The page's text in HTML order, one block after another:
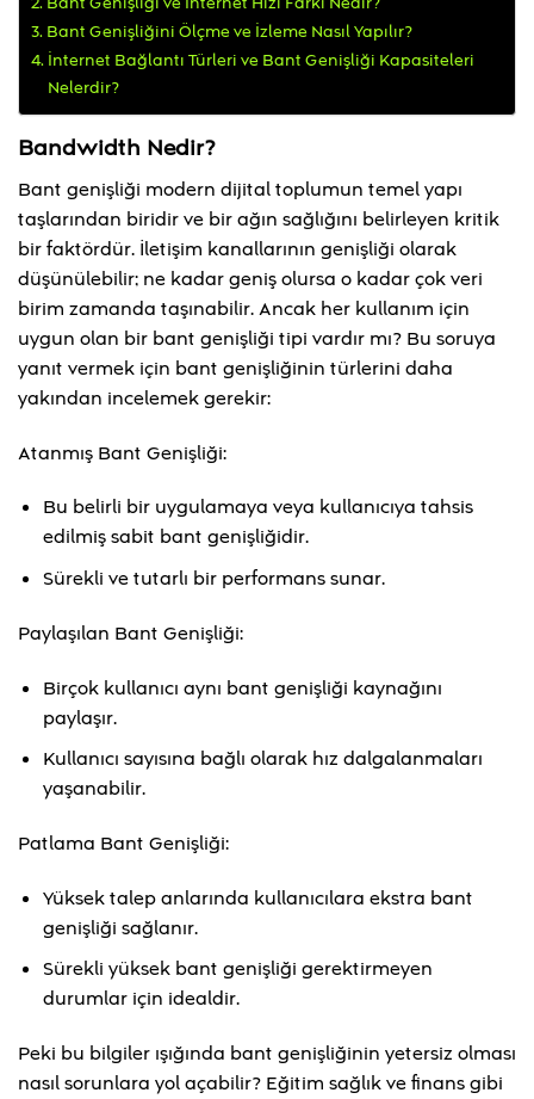
Bant Genişliğini Ölçme ve İzleme Nasıl Yapılır?
İnternet Bağlantı Türleri ve Bant Genişliği Kapasiteleri
Nelerdir?
Bandwidth Nedir?
Bant genişliği modern dijital toplumun temel yapı
taşlarından biridir ve bir ağın sağlığını belirleyen kritik
bir faktördür. İletişim kanallarının genişliği olarak
düşünülebilir; ne kadar geniş olursa o kadar çok veri
birim zamanda taşınabilir. Ancak her kullanım için
uygun olan bir bant genişliği tipi vardır mı? Bu soruya
yanıt vermek için bant genişliğinin türlerini daha
yakından incelemek gerekir:
Atanmış Bant Genişliği:
Bu belirli bir uygulamaya veya kullanıcıya tahsis
edilmiş sabit bant genişliğidir.
Sürekli ve tutarlı bir performans sunar.
Paylaşılan Bant Genişliği:
Birçok kullanıcı aynı bant genişliği kaynağını
paylaşır.
Kullanıcı sayısına bağlı olarak hız dalgalanmaları
yaşanabilir.
Patlama Bant Genişliği:
Yüksek talep anlarında kullanıcılara ekstra bant
genişliği sağlanır.
Sürekli yüksek bant genişliği gerektirmeyen
durumlar için idealdir.
Peki bu bilgiler ışığında bant genişliğinin yetersiz olması
nasıl sorunlara yol açabilir? Eğitim sağlık ve finans gibi